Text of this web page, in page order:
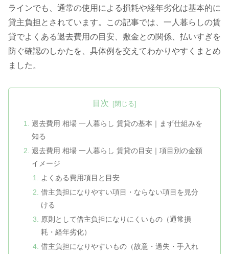
ラインでも、通常の使用による損耗や経年劣化は基本的に
貸主負担とされています。この記事では、一人暮らしの賃
貸でよくある退去費用の目安、敷金との関係、払いすぎを
防ぐ確認のしかたを、具体例を交えてわかりやすくまとめ
ました。
目次
退去費用 相場 一人暮らし 賃貸の基本｜まず仕組みを
知る
退去費用 相場 一人暮らし 賃貸の目安｜項目別の金額
イメージ
よくある費用項目と目安
借主負担になりやすい項目・ならない項目を見分
ける
原則として借主負担になりにくいもの（通常損
耗・経年劣化）
借主負担になりやすいもの（故意・過失・手入れ